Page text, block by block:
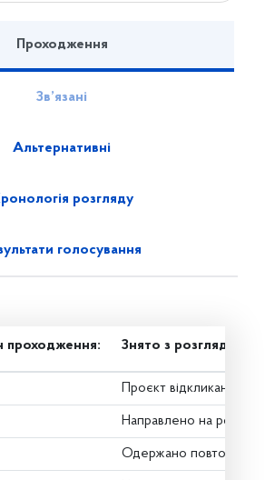
Проходження
Зв’язані
Альтернативні
розгляду
голосування
проходження: Знято з розгляду
Проєкт відкликано
Направлено на
Одержано повторну